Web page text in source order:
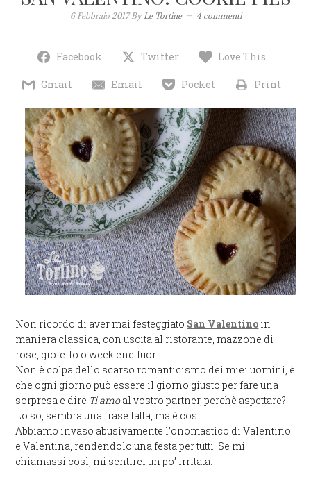
6 Febbraio 2017ByLe Tortine 4 commenti
Facebook Twitter Love This
Gmail Email Pocket Print
Non ricordo di aver mai festeggiato San Valentino in
maniera classica, con uscita al ristorante, mazzone di
rose, gioiello o week end fuori.
Non è colpa dello scarso romanticismo dei miei uomini, è
che ogni giorno può essere il giorno giusto per fare una
sorpresa e dire Ti amoal vostro partner, perchè aspettare?
Lo so, sembra una frase fatta, ma è così.
Abbiamo invaso abusivamente l’onomastico di Valentino
e Valentina, rendendolo una festa per tutti. Se mi
chiamassi così, mi sentirei un po’ irritata.